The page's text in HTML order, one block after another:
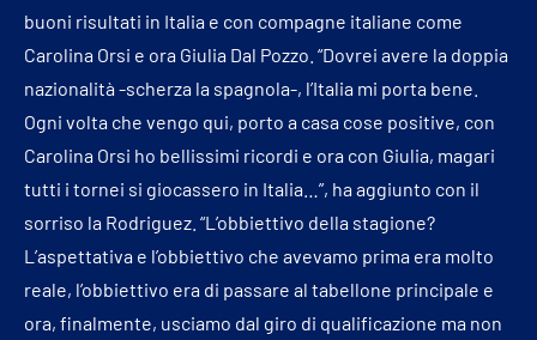
buoni risultati in Italia e con compagne italiane come
Carolina Orsi e ora Giulia Dal Pozzo. “Dovrei avere la doppia
nazionalità -scherza la spagnola-, l’Italia mi porta bene.
Ogni volta che vengo qui, porto a casa cose positive, con
Carolina Orsi ho bellissimi ricordi e ora con Giulia, magari
tutti i tornei si giocassero in Italia…”, ha aggiunto con il
sorriso la Rodriguez. “L’obbiettivo della stagione?
L’aspettativa e l’obbiettivo che avevamo prima era molto
reale, l’obbiettivo era di passare al tabellone principale e
ora, finalmente, usciamo dal giro di qualificazione ma non